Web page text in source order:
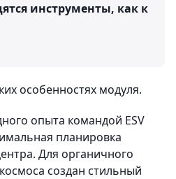
инструменты, как к
особенностях модуля.
опыта командой ESV
планировка
Для органичного
создан стильный